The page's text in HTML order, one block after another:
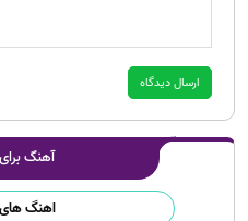
آهنگ
اهنگ